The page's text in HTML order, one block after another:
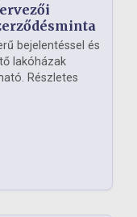
bejelentéssel és
lakóházak
Részletes